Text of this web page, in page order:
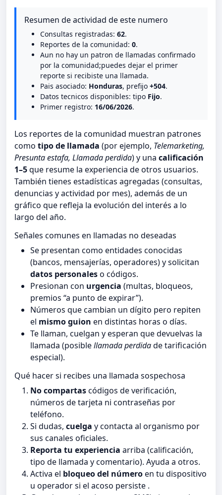
Resumen de actividad de este numero
Consultas registradas: 62.
Reportes de la comunidad: 0.
Aun no hay un patron de llamadas confirmado
por la comunidad;puedes dejar el primer
reporte si recibiste una llamada.
Pais asociado: Honduras, prefijo +504.
Datos tecnicos disponibles: tipo Fijo.
Primer registro: 16/06/2026.
Los reportes de la comunidad muestran patrones
como tipo de llamada (por ejemplo, Telemarketing,
Presunta estafa, Llamada perdida) y una calificación
1–5que resume la experiencia de otros usuarios.
También tienes estadísticas agregadas (consultas,
denuncias y actividad por mes), además de un
gráfico que refleja la evolución del interés a lo
largo del año.
Señales comunes en llamadas no deseadas
Se presentan como entidades conocidas
(bancos, mensajerías, operadores) y solicitan
datos personaleso códigos.
Presionan con urgencia (multas, bloqueos,
premios “a punto de expirar”).
Números que cambian un dígito pero repiten
el mismo guion en distintas horas o días.
Te llaman, cuelgan y esperan que devuelvas la
llamada (posiblellamada perdidade tarificación
especial).
Qué hacer si recibes una llamada sospechosa
No compartascódigos de verificación,
números de tarjeta ni contraseñas por
teléfono.
Si dudas, cuelga y contacta al organismo por
sus canales oficiales.
Reporta tu experiencia arriba (calificación,
tipo de llamada y comentario). Ayuda a otros.
Activa el bloqueo del númeroen tu dispositivo
u operador si el acoso persiste .